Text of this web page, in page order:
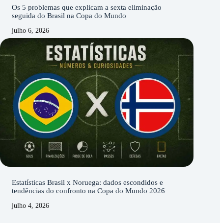
Os 5 problemas que explicam a sexta eliminação
seguida do Brasil na Copa do Mundo
julho 6, 2026
Estatísticas Brasil x Noruega: dados escondidos e
tendências do confronto na Copa do Mundo 2026
julho 4, 2026